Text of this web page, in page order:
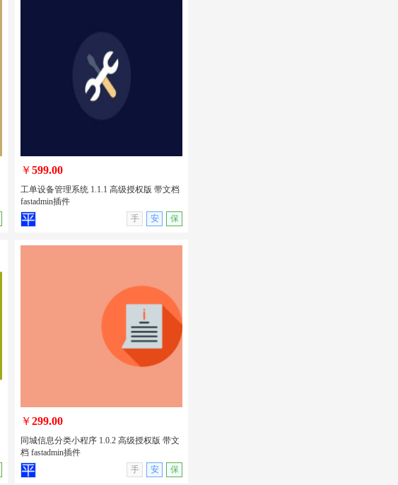
餐饮点餐系统 2.0.12 高级授权版 带文档
无演示
工单设备管理系统 1.1.1 高级授权版 带
无演示
￥599.00
工单设备管理系统 1.1.1 高级授权版 带文档
fastadmin插件
手
安 保
￥299.00
同城信息分类小程序 1.0.2 高级授权版 带文
档 fastadmin插件
手
安 保